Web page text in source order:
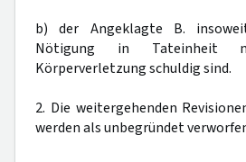
b) der Angeklagte B.
Nötigung in Tateinheit
Körperverletzung schuldig sind.
2. Die weitergehenden
werden als unbegründet